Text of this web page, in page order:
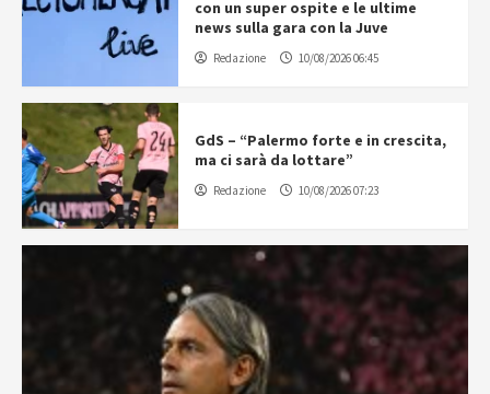
con un super ospite e le ultime
news sulla gara con la Juve
Redazione 10/08/2026 06:45
GdS – “Palermo forte e in crescita,
ma ci sarà da lottare”
Redazione 10/08/2026 07:23